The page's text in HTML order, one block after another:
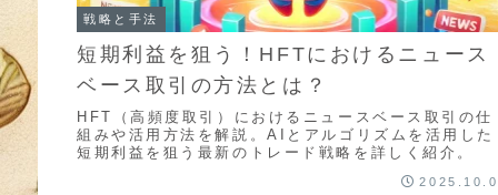
戦略と手法
短期利益を狙う！HFTにおけるニュース
ベース取引の方法とは？
HFT（高頻度取引）におけるニュースベース取引の仕
組みや活用方法を解説。AIとアルゴリズムを活用した
短期利益を狙う最新のトレード戦略を詳しく紹介。